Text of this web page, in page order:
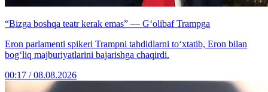
“Bizga boshqa teatr kerak emas” — G‘olibaf Trampga
Eron parlamenti spikeri Trampni tahdidlarni to‘xtatib, Eron bilan
bog‘liq majburiyatlarini bajarishga chaqirdi.
00:17 / 08.08.2026